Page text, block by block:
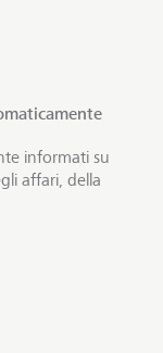
informati su
affari, della